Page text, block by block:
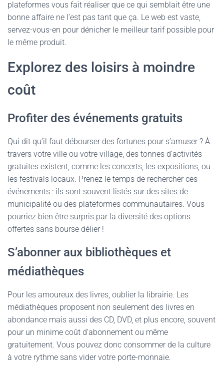
plateformes vous fait réaliser que ce qui semblait être une
bonne affaire ne l’est pas tant que ça. Le web est vaste,
servez-vous-en pour dénicher le meilleur tarif possible pour
le même produit.
Explorez des loisirs à moindre
coût
Profiter des événements gratuits
Qui dit qu’il faut débourser des fortunes pour s’amuser ? À
travers votre ville ou votre village, des tonnes d’activités
gratuites existent, comme les concerts, les expositions, ou
les festivals locaux. Prenez le temps de rechercher ces
événements : ils sont souvent listés sur des sites de
municipalité ou des plateformes communautaires. Vous
pourriez bien être surpris par la diversité des options
offertes sans bourse délier !
S’abonner aux bibliothèques et
médiathèques
Pour les amoureux des livres, oublier la librairie. Les
médiathèques proposent non seulement des livres en
abondance mais aussi des CD, DVD, et plus encore, souvent
pour un minime coût d’abonnement ou même
gratuitement. Vous pouvez donc consommer de la culture
à votre rythme sans vider votre porte-monnaie.